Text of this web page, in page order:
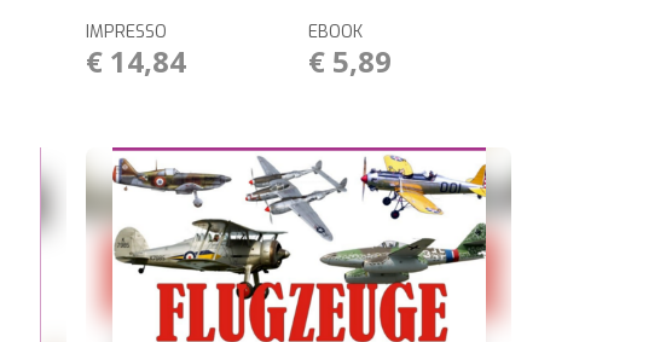
IMPRESSO
€ 14,84
EBOOK
€ 5,89